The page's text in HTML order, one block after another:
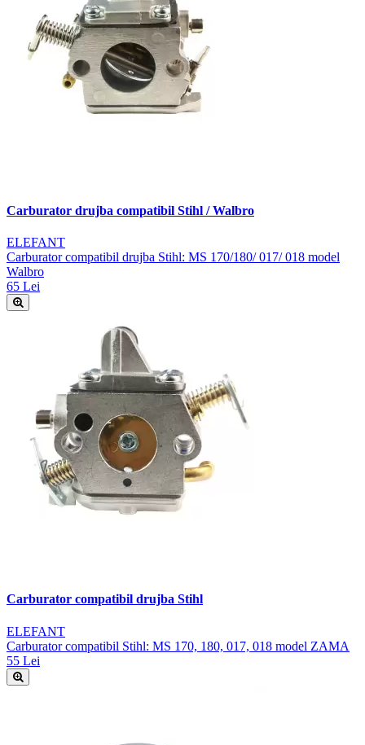
Carburator drujba compatibil Stihl / Walbro
ELEFANT
Carburator compatibil drujba Stihl: MS 170/180/ 017/ 018 model
Walbro
65 Lei
Carburator compatibil drujba Stihl
ELEFANT
Carburator compatibil Stihl: MS 170, 180, 017, 018 model ZAMA
55 Lei